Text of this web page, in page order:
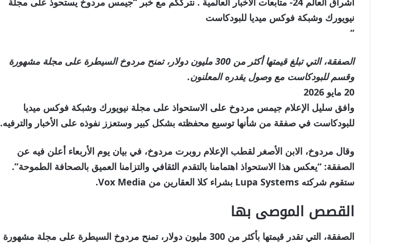
نيويورك وشبكة فوكس ميديا ​​للبودكاست
”
الصفقة، التي تبلغ قيمتها أكثر من 300 مليون دولار، تمنح مردوخ السيطرة على مجلة مشهورة
وقسم للبودكاست مع وصول يقدره المعلنون.
نُشرت
في
20
2026
20 مايو 2026
وافق سليل الإعلام جيمس مردوخ على الاستحواذ على مجلة نيويورك وشبكة فوكس ميديا ​​
للبودكاست في صفقة من شأنها توسيع محفظته بشكل كبير وستعزز نفوذه على الأخبار والترفيه.
وقال مردوخ، الابن الأصغر لقطب الإعلام روبرت مردوخ، في بيان يوم الأربعاء أعلن فيه عن
الصفقة: “يعكس هذا الاستحواذ اهتمامنا بالتقدم الثقافي والتزامنا العميق بالصحافة الطموحة”.
ستقوم شركته Lupa Systems بشراء كلا العقارين من Vox Media.
القصص الموصى بها
قائمة
نهاية
الصفقة، التي تقدر قيمتها بأكثر من 300 مليون دولار، تمنح مردوخ السيطرة على مجلة مشهورة